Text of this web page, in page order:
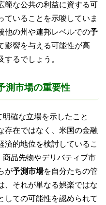
範な公共の利益に資する可
ていることを示唆していま
他の州や連邦レベルでの予
影響を与える可能性が高
するでしょう。
測市場の重要性
確な立場を示したこと
存在ではなく、米国の金融
済的地位を検討しているこ
商品先物やデリバティブ市
が予測市場を自分たちの管
、それが単なる娯楽ではな
しての可能性を認められて